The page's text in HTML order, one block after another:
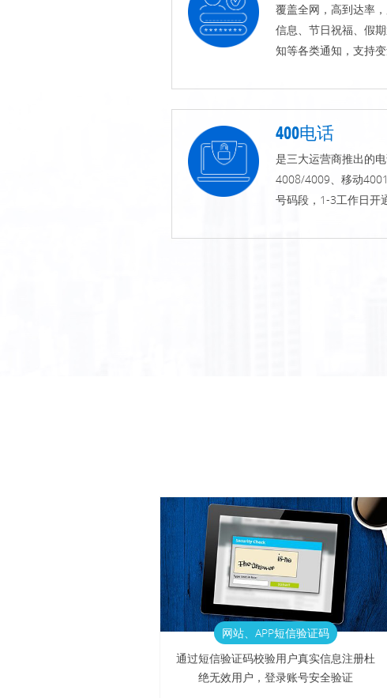
覆盖全网，高到达率
信息、节日祝福、假
知等各类通知，支持
400电话
是三大运营商推出的
4008/4009、移动
号码段，1-3工作日开
网站、APP短信验证码
通过短信验证码校验用户真实信息注册杜
绝无效用户，登录账号安全验证